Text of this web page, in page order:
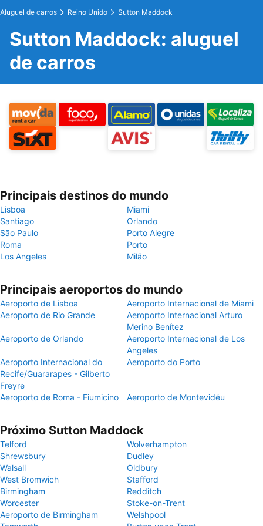
Aluguel de carros Reino Unido Sutton Maddock
Sutton Maddock: aluguel
de carros
Principais destinos do mundo
Lisboa
Miami
Santiago
Orlando
São Paulo
Porto Alegre
Roma
Porto
Los Angeles
Milão
Principais aeroportos do mundo
Aeroporto de Lisboa
Aeroporto Internacional de Miami
Aeroporto de Rio Grande
Aeroporto Internacional Arturo
Merino Benítez
Aeroporto de Orlando
Aeroporto Internacional de Los
Angeles
Aeroporto Internacional do
Recife/Guararapes - Gilberto
Freyre
Aeroporto do Porto
Aeroporto de Roma - Fiumicino Aeroporto de Montevidéu
Próximo Sutton Maddock
Telford
Wolverhampton
Shrewsbury
Dudley
Walsall
Oldbury
West Bromwich
Stafford
Birmingham
Redditch
Worcester
Stoke-on-Trent
Aeroporto de Birmingham
Welshpool